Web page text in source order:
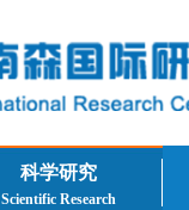
科学研究
Scientific Research